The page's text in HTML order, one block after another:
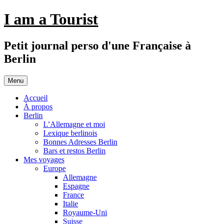
Aller
au
I am a Tourist
Petit journal perso d'une Française à
Berlin
Menu
Accueil
À propos
Berlin
L’Allemagne et moi
Lexique berlinois
Bonnes Adresses Berlin
Bars et restos Berlin
Mes voyages
Europe
Allemagne
Espagne
France
Italie
Royaume-Uni
Suisse